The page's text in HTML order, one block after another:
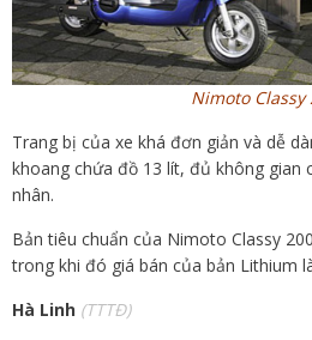
Nimoto Classy
Trang bị của xe khá đơn giản và dễ
khoang chứa đồ 13 lít, đủ không gian
nhân.
Bản tiêu chuẩn của Nimoto Classy
trong khi đó giá bán của bản Lithium
Hà Linh (TTTĐ)